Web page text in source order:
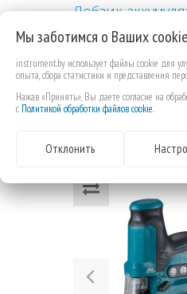
Лобзик
Makita JV101DWAE
Previous
Мы заботимся о Вашихcookie
instrument.by использует файлы cookie для
опыта, сбора статистики и представления
Нажав «Принять», Вы даете согласие на
с Политикой обработки файлов cookie.
Отклонить